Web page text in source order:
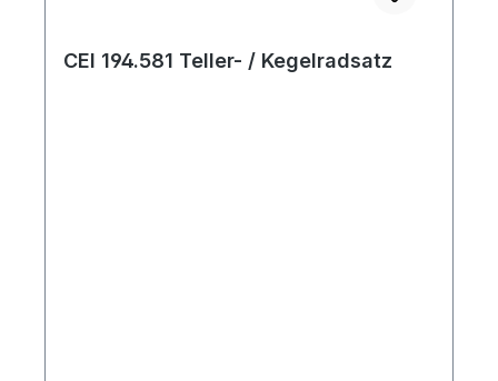
CEI 194.581 Teller- / Kegelradsatz